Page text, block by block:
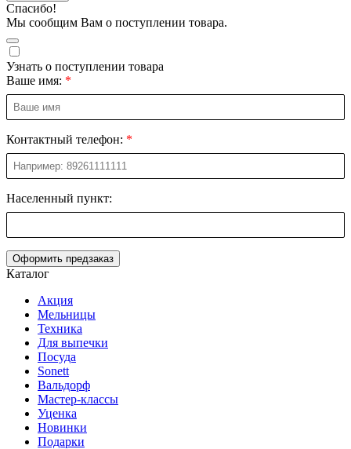
Спасибо!
Мы сообщим Вам о поступлении товара.
Узнать о поступлении товара
Ваше имя:
Контактный телефон:
Населенный пункт:
Оформить предзаказ
Каталог
Акция
Мельницы
Техника
Для выпечки
Посуда
Sonett
Вальдорф
Мастер-классы
Уценка
Новинки
Подарки